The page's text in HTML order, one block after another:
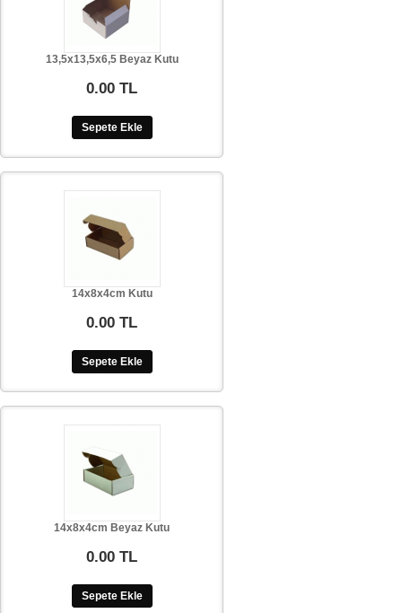
13,5x13,5x6,5 Beyaz Kutu
0.00 TL
Sepete Ekle
14x8x4cm Kutu
0.00 TL
Sepete Ekle
14x8x4cm Beyaz Kutu
0.00 TL
Sepete Ekle